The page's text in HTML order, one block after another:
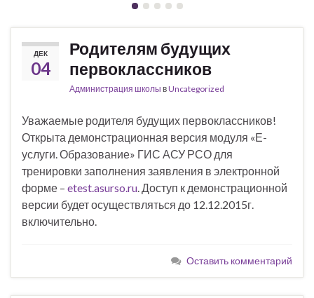
ДЕК
04
Родителям будущих
первоклассников
Администрация школы вUncategorized
Уважаемые родителя будущих первоклассников!
Открыта демонстрационная версия модуля «Е-
услуги. Образование» ГИС АСУ РСО для
тренировки заполнения заявления в электронной
форме – etest.asurso.ru . Доступ к демонстрационной
версии будет осуществляться до 12.12.2015г.
включительно.
Оставить комментарий